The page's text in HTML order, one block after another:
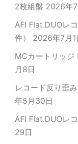
2枚組盤 2026年7
AFI Flat.DUOレ
件）
2026年7月1
MCカートリッ
月8日
レコード反り歪
年5月30日
AFI Flat.DUOレ
29日